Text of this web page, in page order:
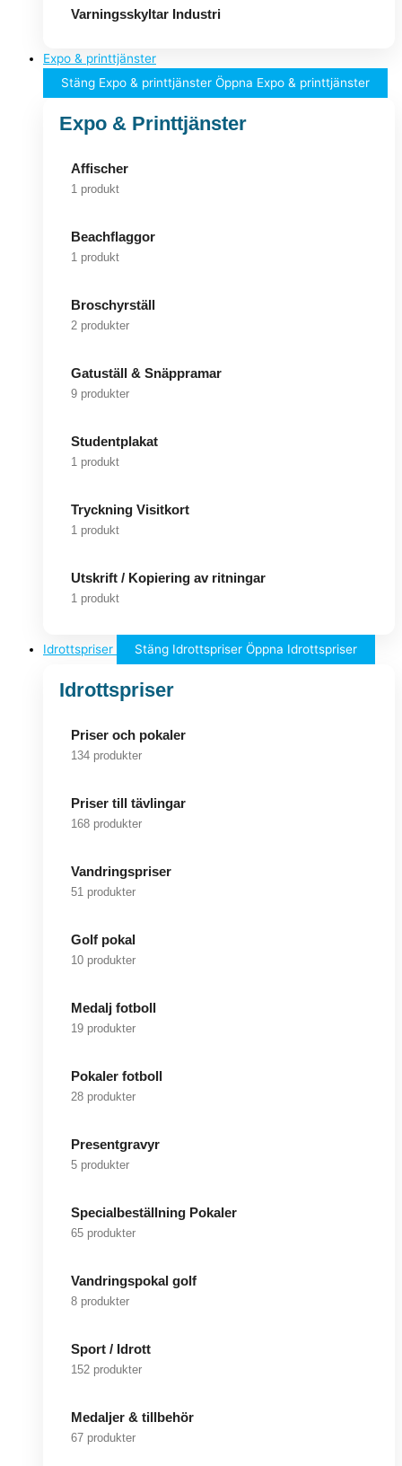
Varningsskyltar Industri
Expo & printtjänster
Stäng Expo & printtjänster Öppna Expo & printtjänster
Expo & Printtjänster
Affischer
1 produkt
Beachflaggor
1 produkt
Broschyrställ
2 produkter
Gatuställ & Snäppramar
9 produkter
Studentplakat
1 produkt
Tryckning Visitkort
1 produkt
Utskrift / Kopiering av ritningar
1 produkt
Idrottspriser Stäng Idrottspriser Öppna Idrottspriser
Idrottspriser
Priser och pokaler
134 produkter
Priser till tävlingar
168 produkter
Vandringspriser
51 produkter
Golf pokal
10 produkter
Medalj fotboll
19 produkter
Pokaler fotboll
28 produkter
Presentgravyr
5 produkter
Specialbeställning Pokaler
65 produkter
Vandringspokal golf
8 produkter
Sport / Idrott
152 produkter
Medaljer & tillbehör
67 produkter